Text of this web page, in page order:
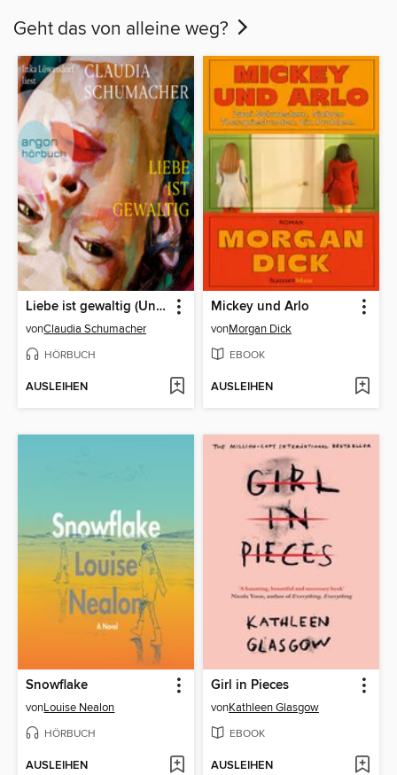
Geht das von alleine weg?
Liebe ist gewaltig (Ungekürzte Lesung)
vonClaudia Schumacher
HÖRBUCH
AUSLEIHEN
Mickey und Arlo
vonMorgan Dick
EBOOK
AUSLEIHEN
Snowflake
vonLouise Nealon
HÖRBUCH
AUSLEIHEN
Girl in Pieces
vonKathleen Glasgow
EBOOK
AUSLEIHEN